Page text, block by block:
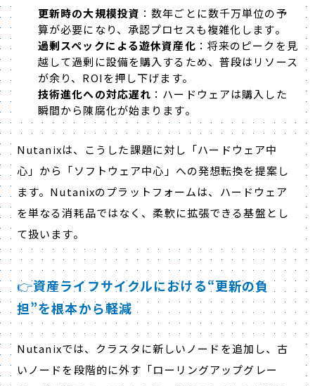
更新時の大規模投資 ：数年ごとに数千万単位の予
算が必要になり、承認プロセスも複雑化します。
過剰スペックによる遊休資産化 ：将来のピークを見
越して過剰に設備を購入するため、普段はリソース
が余り、ROIを押し下げます。
技術進化への対応遅れ ：ハードウェアは購入した
瞬間から陳腐化が始まります。
Nutanixは、こうした課題に対し「ハードウェア中
心」から「ソフトウェア中心」への発想転換を提案し
ます。Nutanixのプラットフォームは、ハードウェア
を単なる消耗品ではなく、柔軟に拡張できる基盤とし
て扱います。
👉️資産ライフサイクルにおける“更新の負
担”を根本から軽減
Nutanixでは、クラスタに新しいノードを追加し、古
いノードを段階的に外す「ローリングアップグレー